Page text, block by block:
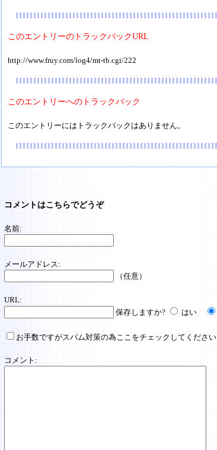
このエントリーのトラックバックURL
http://www.fruy.com/log4/mt-tb.cgi/222
このエントリーへのトラックバック
このエントリーにはトラックバックはありません。
コメントはこちらでどうぞ
名前:
メールアドレス:
（任意）
URL:
保存しますか?
はい
お手数ですがスパム対策の為ここをチェックしてください
コメント: